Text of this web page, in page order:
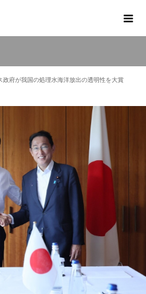
政府が我国の処理水海洋放出の透明性を大賞